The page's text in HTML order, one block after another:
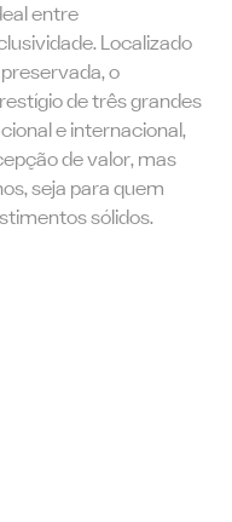
entre
Localizado
o
de três grandes
e internacional,
de valor, mas
seja para quem
sólidos.